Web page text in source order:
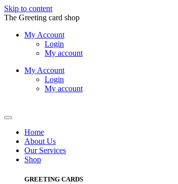
Skip to content
The Greeting card shop
My Account
Login
My account
My Account
Login
My account
Home
About Us
Our Services
Shop
GREETING CARDS